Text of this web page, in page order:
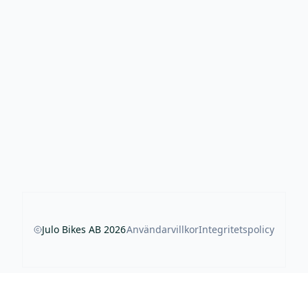
Julo Bikes AB 2026AnvändarvillkorIntegritetspolicy